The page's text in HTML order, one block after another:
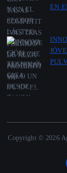
EN
11 abril 2026
Copyright © 2026